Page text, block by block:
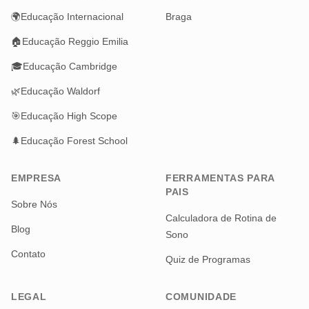
🌍Educação Internacional
🏠Educação Reggio Emilia
🎓Educação Cambridge
🌿Educação Waldorf
🎯Educação High Scope
🌲Educação Forest School
Braga
EMPRESA
Sobre Nós
Blog
Contato
FERRAMENTAS PARA
PAIS
Calculadora de Rotina de
Sono
Quiz de Programas
LEGAL COMUNIDADE